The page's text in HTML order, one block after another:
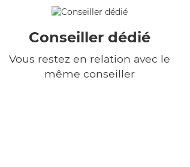
Conseiller dédié
Vous restez en relation avec le
même conseiller